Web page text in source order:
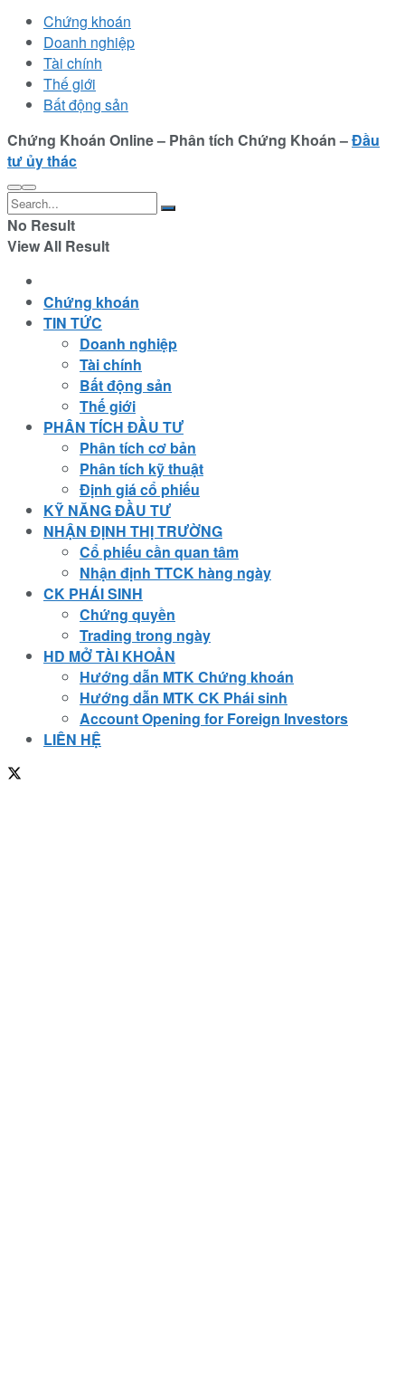
Chứng khoán
Doanh nghiệp
Tài chính
Thế giới
Bất động sản
Chứng Khoán Online – Phân tích Chứng Khoán –Đầu
tư ủy thác
No Result
View All Result
Chứng khoán
TIN TỨC
Doanh nghiệp
Tài chính
Bất động sản
Thế giới
PHÂN TÍCH ĐẦU TƯ
Phân tích cơ bản
Phân tích kỹ thuật
Định giá cổ phiếu
KỸ NĂNG ĐẦU TƯ
NHẬN ĐỊNH THỊ TRƯỜNG
Cổ phiếu cần quan tâm
Nhận định TTCK hàng ngày
CK PHÁI SINH
Chứng quyền
Trading trong ngày
HD MỞ TÀI KHOẢN
Hướng dẫn MTK Chứng khoán
Hướng dẫn MTK CK Phái sinh
Account Opening for Foreign Investors
LIÊN HỆ